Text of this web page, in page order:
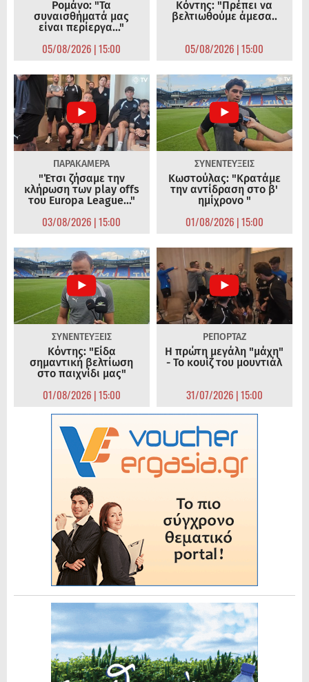
Ρομάνο: "Τα
συναισθήματά μας
είναι περίεργα..."
05/08/2026 | 15:00
Κόντης: "Πρέπει να
βελτιωθούμε άμεσα..
05/08/2026 | 15:00
ΠΑΡΑΚΑΜΕΡΑ
"Έτσι ζήσαμε την
κλήρωση των play offs
του Europa League..."
03/08/2026 | 15:00
ΣΥΝΕΝΤΕΥΞΕΙΣ
Κωστούλας: "Κρατάμε
την αντίδραση στο β'
ημίχρονο "
01/08/2026 | 15:00
ΣΥΝΕΝΤΕΥΞΕΙΣ
Κόντης: "Είδα
σημαντική βελτίωση
στο παιχνίδι μας"
01/08/2026 | 15:00
ΡΕΠΟΡΤΑΖ
Η πρώτη μεγάλη "μάχη"
- Το κουίζ του μουντιάλ
31/07/2026 | 15:00